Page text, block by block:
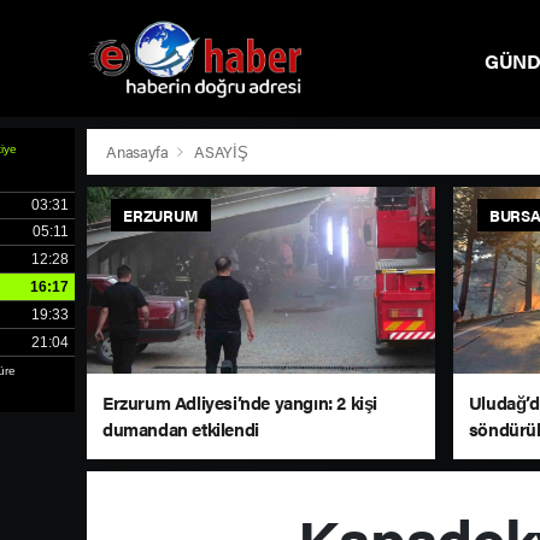
Anasayfa ASAYİŞ
ERZURUM
Erzurum Adliyesi’nde yangın: 2 kişi
dumandan etkilendi
BURSA